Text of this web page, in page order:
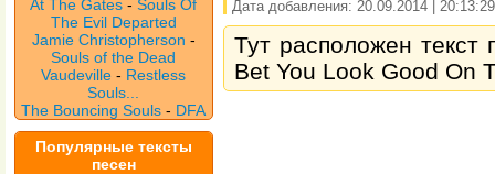
At The Gates -Souls Of
The Evil Departed
Jamie Christopherson -
Souls of the Dead
Vaudeville- Restless
Souls...
The Bouncing Souls - DFA
Популярные тексты
песен
Дата добавления: 20.09.2014 | 20:13:29
Тут расположен
Bet You Look Good On